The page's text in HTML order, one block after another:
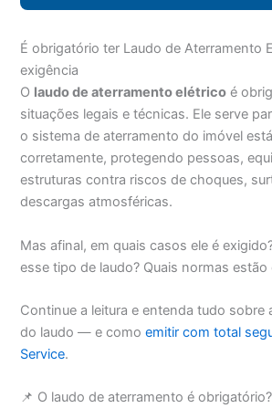
É obrigatório ter Laudo de Aterramento
exigência
O laudo de aterramento elétrico é
situações legais e técnicas. Ele serve
o sistema de aterramento do imóvel
corretamente, protegendo pessoas,
estruturas contra riscos de choques,
descargas atmosféricas.
Mas afinal, em quais casos ele é
esse tipo de laudo? Quais normas estão
Continue a leitura e entenda tudo sobre
do laudo — e comoemitir com total
Service.
📌 O laudo de aterramento é obrigatório?